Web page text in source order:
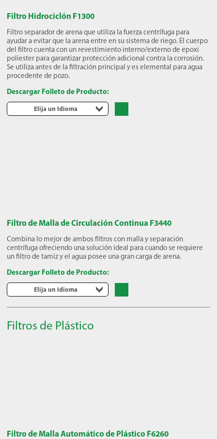
Filtro Hidrociclón F1300
Filtro separador de arena que utiliza la fuerza centrífuga para
ayudar a evitar que la arena entre en su sistema de riego. El cuerpo
del filtro cuenta con un revestimiento interno/externo de epoxi
poliester para garantizar protección adicional contra la corrosión.
Se utiliza antes de la filtración principal y es elemental para agua
procedente de pozo.
Descargar Folleto de Producto:
Elija un Idioma
Filtro de Malla de Circulación Continua F3440
Combina lo mejor de ambos filtros con malla y separación
centrífuga ofreciendo una solución ideal para cuando se requiere
un filtro de tamiz y el agua posee una gran carga de arena.
Descargar Folleto de Producto:
Elija un Idioma
Filtros de Plástico
Filtro de Malla Automático de Plástico F6260